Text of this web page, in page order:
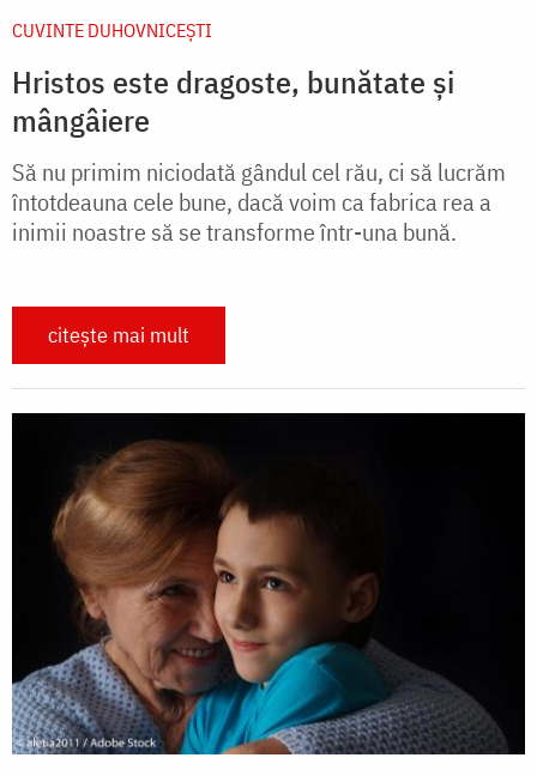
CUVINTE DUHOVNICEȘTI
Hristos este dragoste, bunătate și
mângâiere
Să nu primim niciodată gândul cel rău, ci să lucrăm
întotdeauna cele bune, dacă voim ca fabrica rea a
inimii noastre să se transforme într-una bună.
citește mai mult